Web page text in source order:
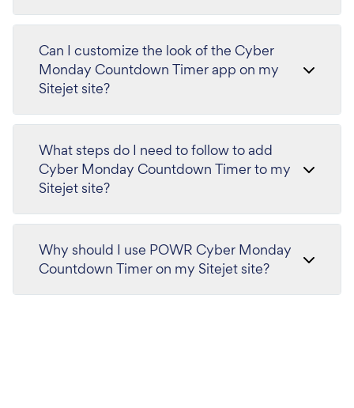
Can I customize the look of the Cyber
Monday Countdown Timer app on my
Sitejet site?
What steps do I need to follow to add
Cyber Monday Countdown Timer to my
Sitejet site?
Why should I use POWR Cyber Monday
Countdown Timer on my Sitejet site?